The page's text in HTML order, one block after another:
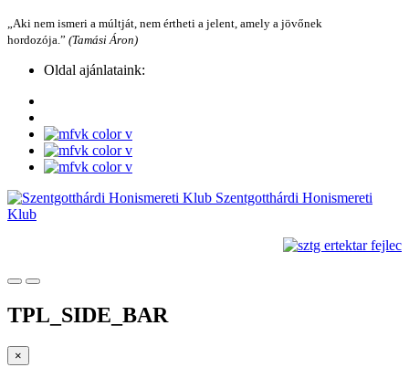
„Aki nem ismeri a múltját, nem értheti a jelent, amely a jövőnek
hordozója.” (Tamási Áron)
Oldal ajánlataink:
Szentgotthárdi Honismereti
Klub
TPL_SIDE_BAR
×